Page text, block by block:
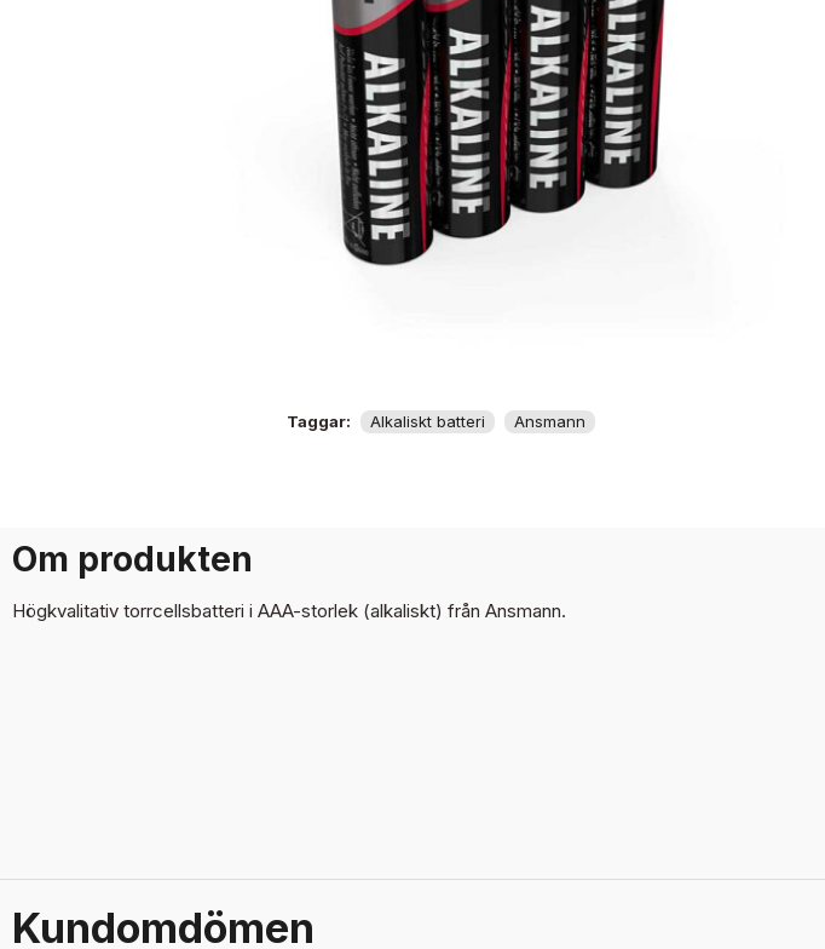
Taggar: Alkaliskt batteri Ansmann
Om produkten
Högkvalitativ torrcellsbatteri i AAA-storlek (alkaliskt) från Ansmann.
Kundomdömen